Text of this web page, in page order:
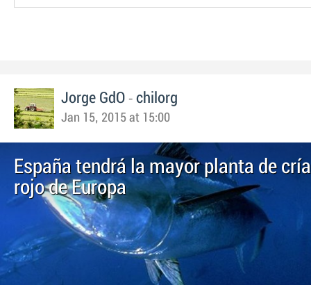
Jorge GdO - chilorg
Jan 15, 2015 at 15:00
España tendrá la mayor planta de
rojo de Europa